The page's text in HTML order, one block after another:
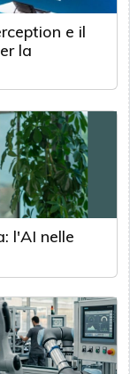
e il
la
l'AI nelle